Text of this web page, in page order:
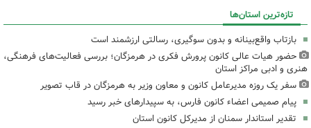
تازه‌ترین استان‌ها
بازتاب واقع‌بینانه و بدون سوگیری، رسالتی ارزشمند است
حضور هیات عالی کانون پرورش فکری در هرمزگان؛ بررسی فعالیت‌های فرهنگی،
هنری و ادبی مراکز استان
سفر یک روزه مدیرعامل کانون و معاون وزیر به هرمزگان در قاب تصویر
پیام صمیمی اعضاء کانون فارس، به سپیدارهای خبر رسید
تقدیر استاندار سمنان از مدیرکل کانون استان